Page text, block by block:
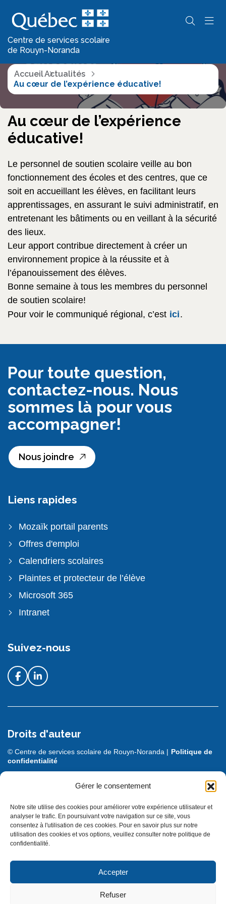
Gérer le consentement
Notre site utilise des cookies pour améliorer votre expérience utilisateur et
analyser le trafic. En poursuivant votre navigation sur ce site, vous
consentez à l'utilisation de ces cookies. Pour en savoir plus sur notre
utilisation des cookies et vos options, veuillez consulter notre politique de
confidentialité.
Accepter
Refuser
Centre de services scolaire
de Rouyn-Noranda
Actualités
AccueilActualités
Au cœur de l’expérience éducative!
Au cœur de l’expérience
éducative!
Le personnel de soutien scolaire veille au bon
fonctionnement des écoles et des centres, que ce
soit en accueillant les élèves, en facilitant leurs
apprentissages, en assurant le suivi administratif, en
entretenant les bâtiments ou en veillant à la sécurité
des lieux.
Leur apport contribue directement à créer un
environnement propice à la réussite et à
l’épanouissement des élèves.
Bonne semaine à tous les membres du personnel
de soutien scolaire!
Pour voir le communiqué régional, c’est ici.
Pour toute question,
contactez-nous. Nous
sommes là pour vous
accompagner!
Nous joindre
Liens rapides
Mozaïk portail parents
Offres d'emploi
Calendriers scolaires
Plaintes et protecteur de l’élève
Microsoft 365
Intranet
Suivez-nous
Droits d'auteur
© Centre de services scolaire de Rouyn-Noranda | Politique de
confidentialité